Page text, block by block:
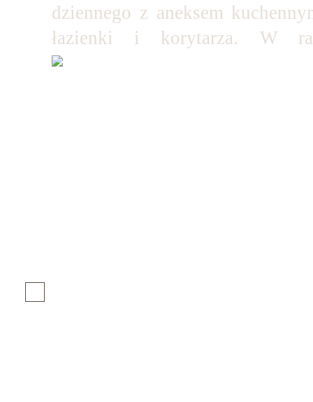
dziennego z aneksem
łazienki i korytarza. W